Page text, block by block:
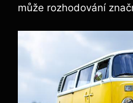
může rozhodování